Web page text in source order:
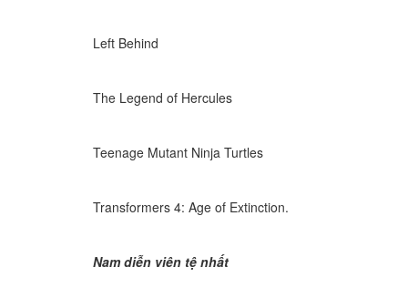
Left Behind
The Legend of Hercules
Teenage Mutant Ninja Turtles
Transformers 4: Age of Extinction.
Nam diễn viên tệ nhất